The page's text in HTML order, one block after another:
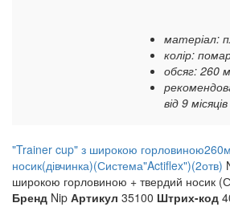
матеріал:
колір:
обсяг: 260
від 9 місяців
"Trainer cup" з широкою
носик(дівчинка)(Система"Actiflex")(2отв)
широкою горловиною + твердий носик
Бренд Nip Артикул 35100 Штрих-код